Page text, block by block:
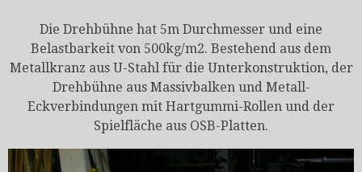
Die Drehbühne hat 5m Durchmesser und eine
Belastbarkeit von 500kg/m2. Bestehend aus dem
Metallkranz aus U-Stahl für die Unterkonstruktion, der
Drehbühne aus Massivbalken und Metall-
Eckverbindungen mit Hartgummi-Rollen und der
Spielfläche aus OSB-Platten.